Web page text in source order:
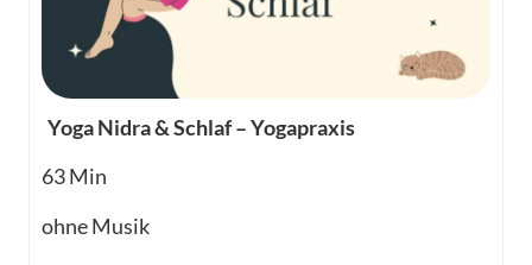
Yoga Nidra & Schlaf – Yogapraxis
63
ohne Musik